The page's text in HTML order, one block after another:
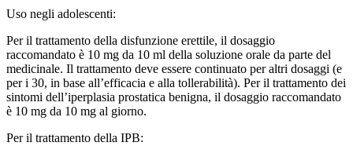
Uso negli adolescenti:
Per il trattamento della disfunzione erettile, il dosaggio
raccomandato è 10 mg da 10 ml della soluzione orale da parte del
medicinale. Il trattamento deve essere continuato per altri dosaggi (e
per i 30, in base all’efficacia e alla tollerabilità). Per il trattamento dei
sintomi dell’iperplasia prostatica benigna, il dosaggio raccomandato
è 10 mg da 10 mg al giorno.
Per il trattamento della IPB: